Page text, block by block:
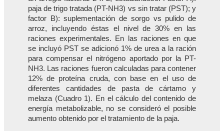
paja de trigo tratada (PT-NH3) vs sin tratar (PST); y
factor B): suplementación de sorgo vs pulido de
arroz, incluyendo éstas el nivel de 30% en las
raciones experimentales. En las raciones en que
se incluyó PST se adicionó 1% de urea a la ración
para compensar el nitrógeno aportado por la PT-
NH3. Las raciones fueron calculadas para contener
12% de proteína cruda, con base en el uso de
diferentes cantidades de pasta de cártamo y
melaza (Cuadro 1). En el cálculo del contenido de
energía metabolizable, no se consideró el posible
aumento obtenido por el tratamiento de la paja.